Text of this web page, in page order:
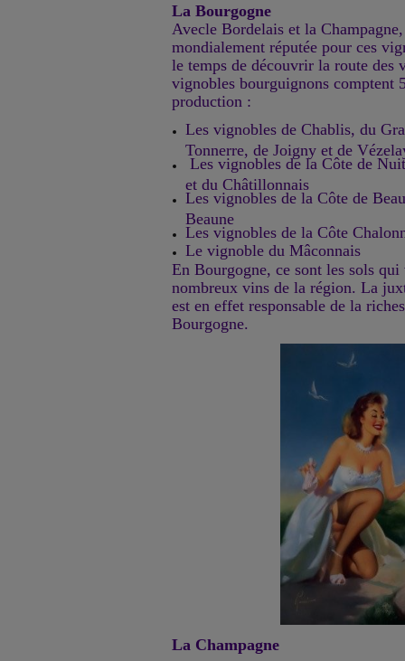
La Bourgogne
Avecle Bordelais et la
mondialement réputée pour ces
le temps de découvrir la route des
vignobles bourguignons comptent
production :
Les vignobles de Chablis, du
Tonnerre, de Joigny et de
Les vignobles de la Côte de
et du Châtillonnais
Les vignobles de la Côte de
Beaune
Les vignobles de la Côte
Le vignoble du Mâconnais
En Bourgogne, ce sont les sols
nombreux vins de la région. La
est en effet responsable de la
Bourgogne.
La Champagne